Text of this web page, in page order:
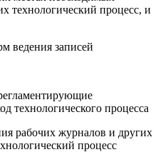
технологический процесс, и
ведения записей
технологического процесса
рабочих журналов и других
процесс